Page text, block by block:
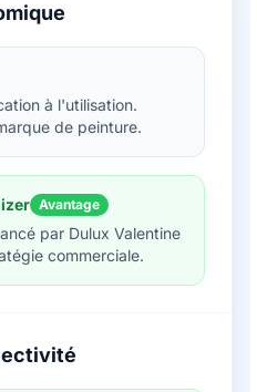
à l'utilisation.
de peinture.
Avantage
par Dulux Valentine
commerciale.